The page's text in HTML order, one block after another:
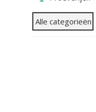
Alle categorieën